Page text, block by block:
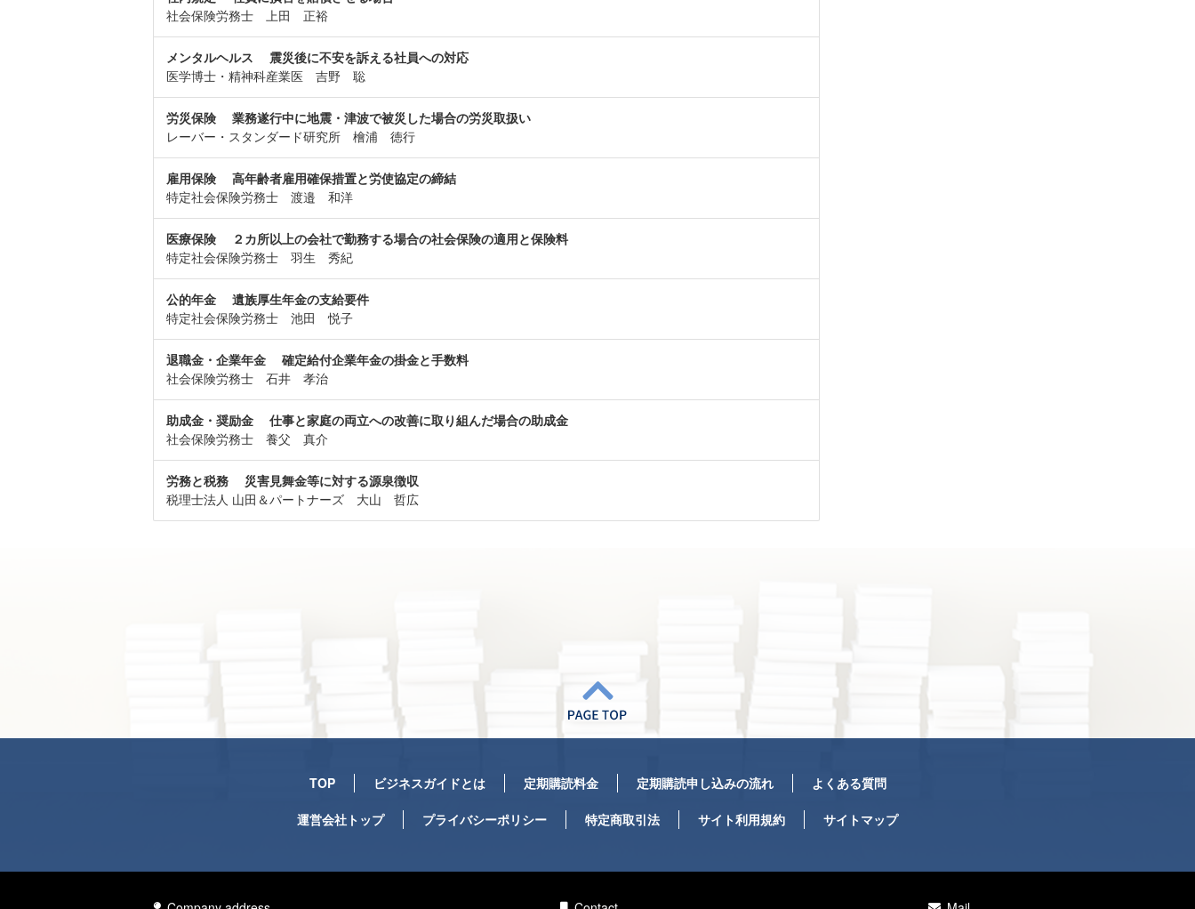
社会保険労務士 上田 正裕
メンタルヘルス 震災後に不安を訴える社員への対応
医学博士・精神科産業医 吉野 聡
労災保険 業務遂行中に地震・津波で被災した場合の労災取扱い
レーバー・スタンダード研究所 檜浦 徳行
雇用保険 高年齢者雇用確保措置と労使協定の締結
特定社会保険労務士 渡邉 和洋
医療保険 ２カ所以上の会社で勤務する場合の社会保険の適用と保険料
特定社会保険労務士 羽生 秀紀
公的年金 遺族厚生年金の支給要件
特定社会保険労務士 池田 悦子
退職金・企業年金 確定給付企業年金の掛金と手数料
社会保険労務士 石井 孝治
助成金・奨励金 仕事と家庭の両立への改善に取り組んだ場合の助成金
社会保険労務士 養父 真介
労務と税務 災害見舞金等に対する源泉徴収
税理士法人 山田＆パートナーズ 大山 哲広
TOP ビジネスガイドとは 定期購読料金 定期購読申し込みの流れ よくある質問
運営会社トップ プライバシーポリシー 特定商取引法 サイト利用規約 サイトマップ